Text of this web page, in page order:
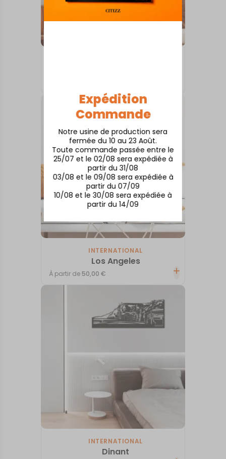
Expédition
Commande
Notre usine de production sera
fermée du 10 au 23 Août.
Toute commande passée entre le
25/07 et le 02/08 sera expédiée à
partir du 31/08
03/08 et le 09/08 sera expédiée à
partir du 07/09
10/08 et le 30/08 sera expédiée à
partir du 14/09
INTERNATIONAL
Los Angeles
À partir de 50,00€
INTERNATIONAL
Dinant